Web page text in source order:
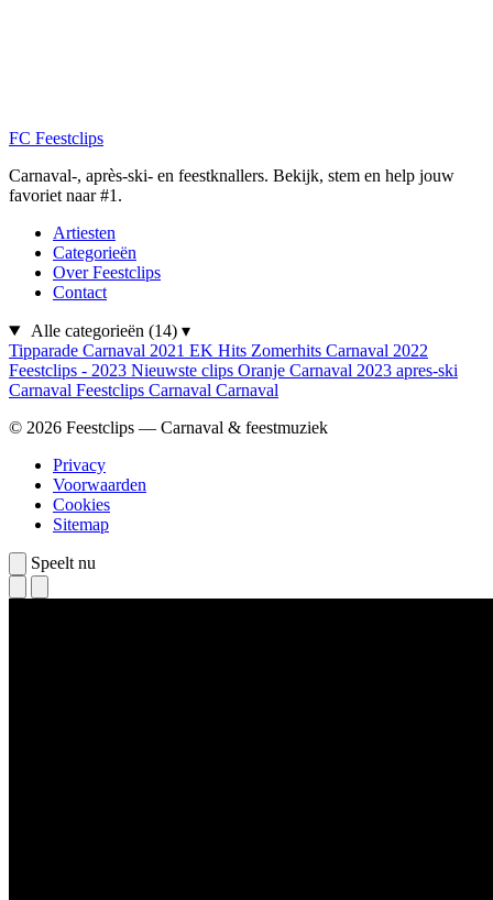
FC Feestclips
Carnaval-, après-ski- en feestknallers. Bekijk, stem en help jouw
favoriet naar #1.
Artiesten
Categorieën
Over Feestclips
Contact
Alle categorieën (14) ▾
Tipparade Carnaval 2021 EK Hits Zomerhits Carnaval 2022
Feestclips - 2023 Nieuwste clips Oranje Carnaval 2023 apres-ski
Carnaval Feestclips Carnaval Carnaval
© 2026 Feestclips — Carnaval & feestmuziek
Privacy
Voorwaarden
Cookies
Sitemap
Speelt nu